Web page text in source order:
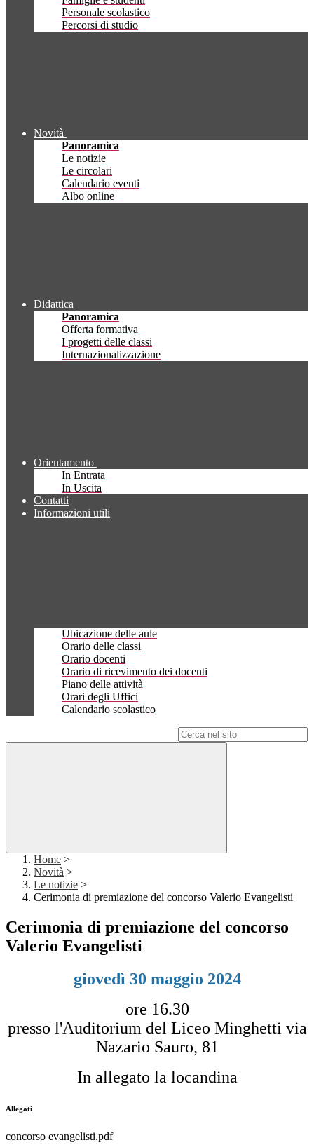
Personale scolastico
Percorsi di studio
Novità
Panoramica
Le notizie
Le circolari
Calendario eventi
Albo online
Didattica
Panoramica
Offerta formativa
I progetti delle classi
Internazionalizzazione
Orientamento
In Entrata
In Uscita
Contatti
Informazioni utili
Ubicazione delle aule
Orario delle classi
Orario docenti
Orario di ricevimento dei docenti
Piano delle attività
Orari degli Uffici
Calendario scolastico
Home >
Novità >
Le notizie >
Cerimonia di premiazione del concorso Valerio Evangelisti
Cerimonia di premiazione del concorso
Valerio Evangelisti
giovedì 30 maggio 2024
ore 16.30
presso l'Auditorium del Liceo Minghetti via
Nazario Sauro, 81
In allegato la locandina
Allegati
concorso evangelisti.pdf